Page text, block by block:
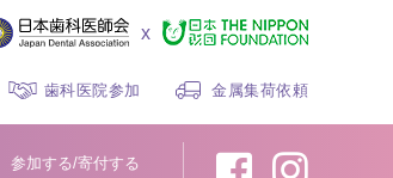
x
歯科医院参加 金属集荷依頼
参加する/寄付する